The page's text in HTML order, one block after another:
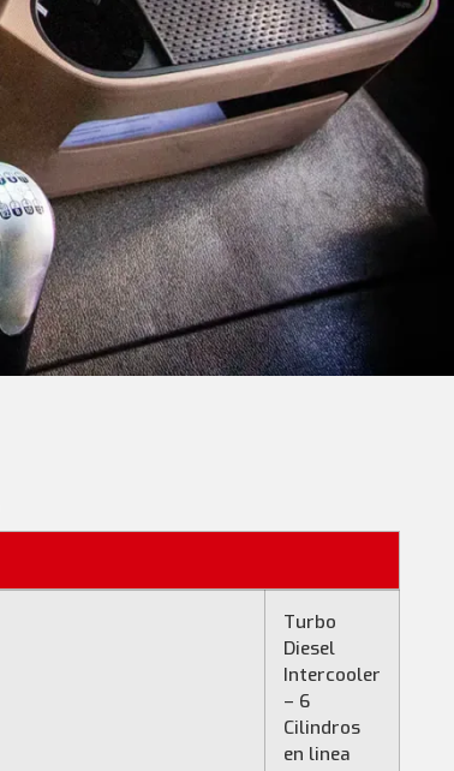
Turbo
Diesel
Intercooler
– 6
Cilindros
en linea